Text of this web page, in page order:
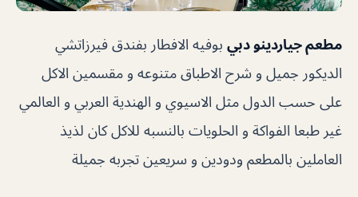
مطعم جياردينو دبي بوفيه الافطار بفندق فيرزاتشي
الديكور جميل و شرح الاطباق متنوعه و مقسمين الاكل
على حسب الدول مثل الاسيوي و الهندية العربي و العالمي
غير طبعا الفواكة و الحلويات بالنسبه للاكل كان لذيذ
العاملين بالمطعم ودودين و سريعين تجربه جميلة